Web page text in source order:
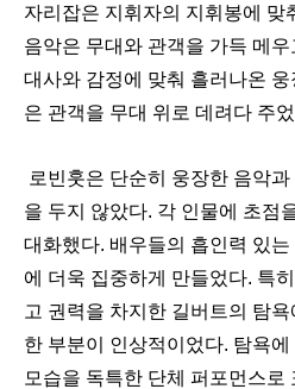
자리잡은 지휘자의 지휘봉에 맞
음악은 무대와 관객을 가득 메
대사와 감정에 맞춰 흘러나온
은 관객을 무대 위로 데려다 주
로빈훗은 단순히 웅장한 음악
을 두지 않았다. 각 인물에 초점
대화했다. 배우들의 흡인력 있
에 더욱 집중하게 만들었다. 특
고 권력을 차지한 길버트의 탐욕
한 부분이 인상적이었다. 탐욕
모습을 독특한 단체 퍼포먼스로